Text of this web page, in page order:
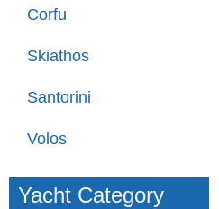
Corfu
Skiathos
Santorini
Volos
Yacht Category